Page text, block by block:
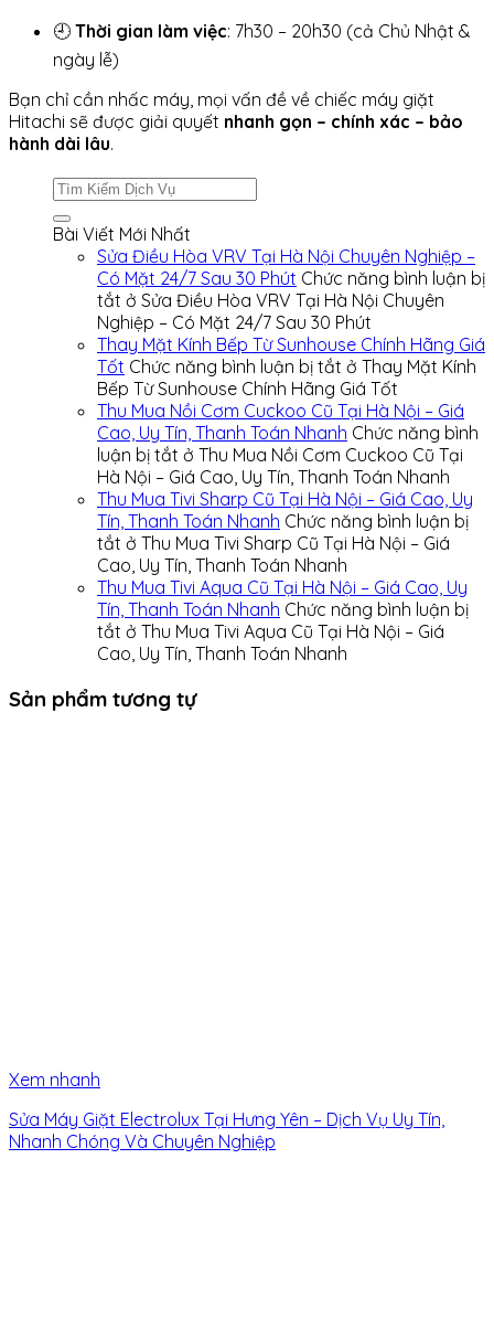
🕘 Thời gian làm việc: 7h30 – 20h30 (cả Chủ Nhật &
ngày lễ)
Bạn chỉ cần nhấc máy, mọi vấn đề về chiếc máy giặt
Hitachi sẽ được giải quyết nhanh gọn – chính xác – bảo
hành dài lâu.
Bài Viết Mới Nhất
Sửa Điều Hòa VRV Tại Hà Nội Chuyên Nghiệp –
Có Mặt 24/7 Sau 30 Phút Chức năng bình luận bị
tắt ở Sửa Điều Hòa VRV Tại Hà Nội Chuyên
Nghiệp – Có Mặt 24/7 Sau 30 Phút
Thay Mặt Kính Bếp Từ Sunhouse Chính Hãng Giá
Tốt Chức năng bình luận bị tắt ở Thay Mặt Kính
Bếp Từ Sunhouse Chính Hãng Giá Tốt
Thu Mua Nồi Cơm Cuckoo Cũ Tại Hà Nội – Giá
Cao, Uy Tín, Thanh Toán Nhanh Chức năng bình
luận bị tắt ở Thu Mua Nồi Cơm Cuckoo Cũ Tại
Hà Nội – Giá Cao, Uy Tín, Thanh Toán Nhanh
Thu Mua Tivi Sharp Cũ Tại Hà Nội – Giá Cao, Uy
Tín, Thanh Toán Nhanh Chức năng bình luận bị
tắt ở Thu Mua Tivi Sharp Cũ Tại Hà Nội – Giá
Cao, Uy Tín, Thanh Toán Nhanh
Thu Mua Tivi Aqua Cũ Tại Hà Nội – Giá Cao, Uy
Tín, Thanh Toán Nhanh Chức năng bình luận bị
tắt ở Thu Mua Tivi Aqua Cũ Tại Hà Nội – Giá
Cao, Uy Tín, Thanh Toán Nhanh
Sản phẩm tương tự
Xem nhanh
Sửa Máy Giặt Electrolux Tại Hưng Yên – Dịch Vụ Uy Tín,
Nhanh Chóng Và Chuyên Nghiệp